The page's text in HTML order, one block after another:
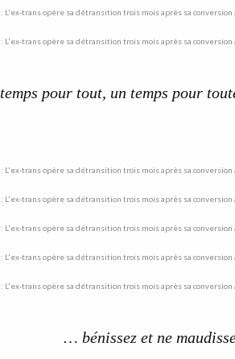
pour tout, un temps pour
… bénissez et ne